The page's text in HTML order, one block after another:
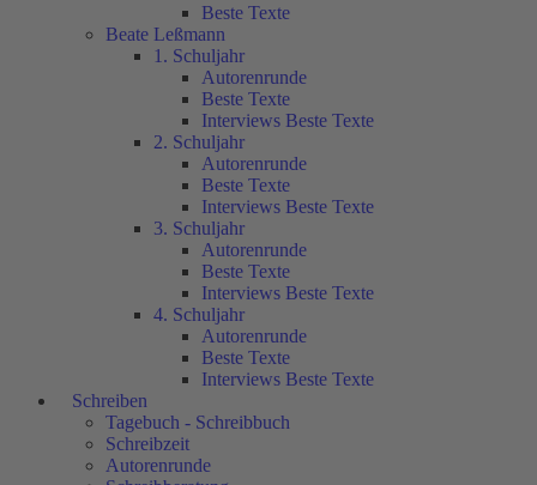
Beste Texte
Beate Leßmann
1. Schuljahr
Autorenrunde
Beste Texte
Interviews Beste Texte
2. Schuljahr
Autorenrunde
Beste Texte
Interviews Beste Texte
3. Schuljahr
Autorenrunde
Beste Texte
Interviews Beste Texte
4. Schuljahr
Autorenrunde
Beste Texte
Interviews Beste Texte
Schreiben
Tagebuch - Schreibbuch
Schreibzeit
Autorenrunde